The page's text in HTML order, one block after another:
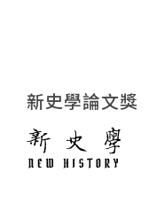
新史學論文獎